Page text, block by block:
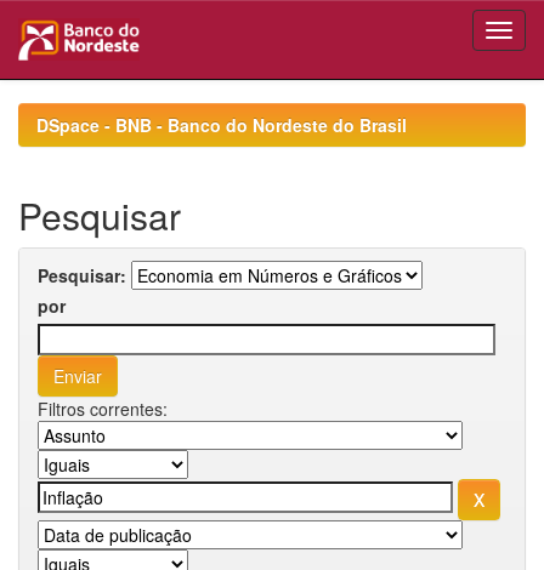
navigationDSpace - BNB - Banco do Nordeste do Brasil
Pesquisar
Pesquisar:
por
Filtros correntes: